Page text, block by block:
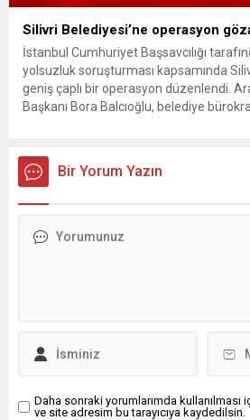
Silivri Belediyesi’ne operasyon
İstanbul Cumhuriyet Başsavcılığı
yolsuzluk soruşturması kapsamında
geniş çaplı bir operasyon düzenlendi.
Başkanı Bora Balcıoğlu, belediye
inceleme ve arama çalışmaları devam
Bir Yorum Yazın
Daha sonraki yorumlarımda kullanılması
ve site adresim bu tarayıcıya kaydedilsin.